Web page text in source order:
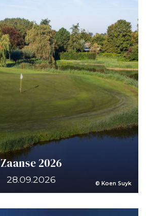
© Koen Suyk
Zaanse 2026
28.09.2026